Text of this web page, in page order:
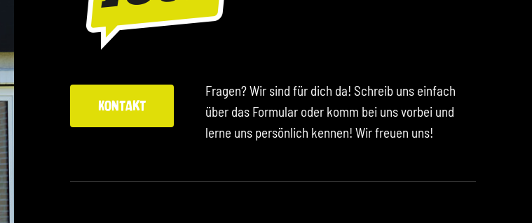
Kontakt
Fragen? Wir sind für dich da! Schreib uns einfach
über das Formular oder komm bei uns vorbei und
lerne uns persönlich kennen! Wir freuen uns!